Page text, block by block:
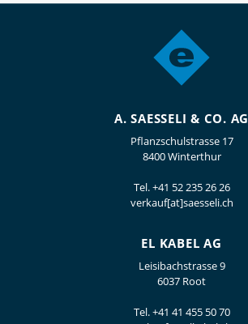
A. SAESSELI & CO. AG
Pflanzschulstrasse 17
8400 Winterthur
Tel.+41 52 235 26 26
verkauf[at]saesseli.ch
EL KABEL AG
Leisibachstrasse 9
6037 Root
Tel.+41 41 455 50 70